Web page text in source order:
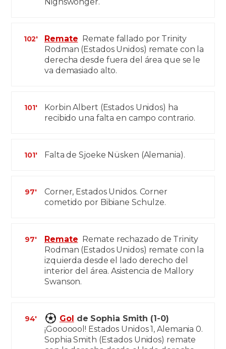
102' Remate Remate fallado por Trinity
Rodman (Estados Unidos) remate con la
derecha desde fuera del área que se le
va demasiado alto.
101'
Korbin Albert (Estados Unidos) ha
recibido una falta en campo contrario.
101' Falta de Sjoeke Nüsken (Alemania).
97'
Corner, Estados Unidos. Corner
cometido por Bibiane Schulze.
97' Remate Remate rechazado de Trinity
Rodman (Estados Unidos) remate con la
izquierda desde el lado derecho del
interior del área. Asistencia de Mallory
Swanson.
94' Gol de Sophia Smith (1-0)
¡Gooooool! Estados Unidos 1, Alemania 0.
Sophia Smith (Estados Unidos) remate